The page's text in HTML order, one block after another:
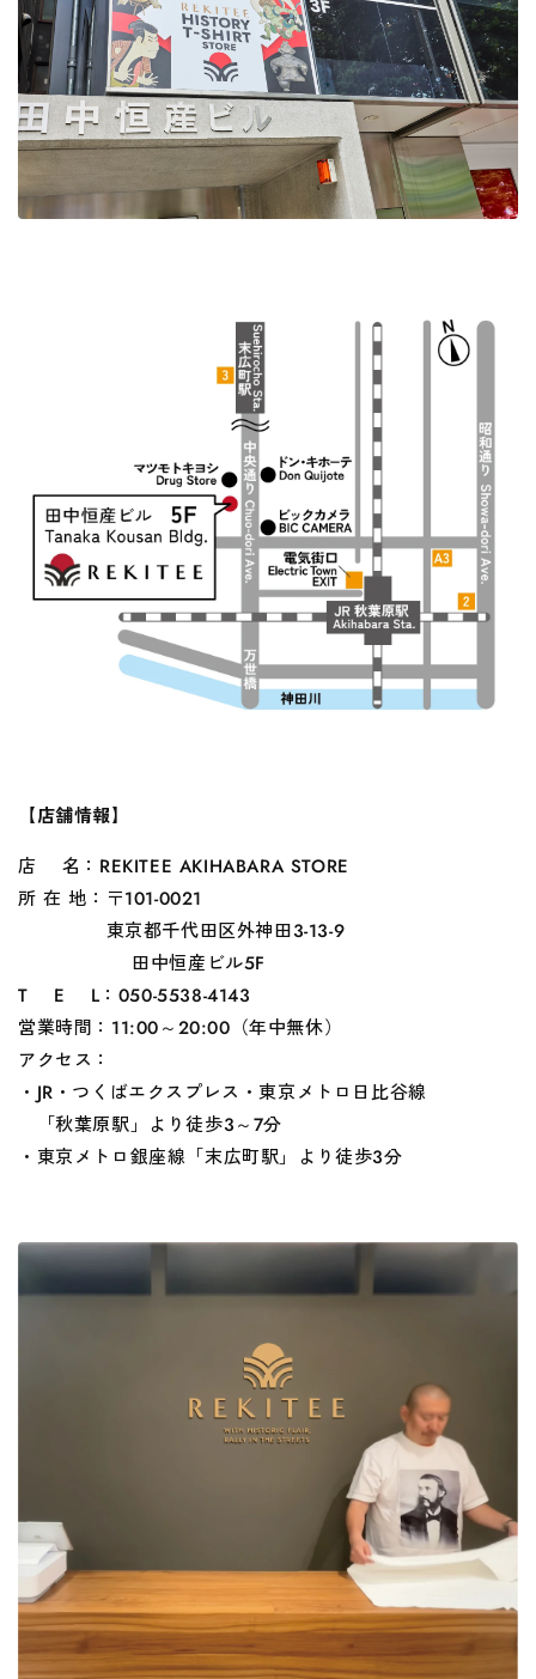
【店舗情報】
店 名：REKITEE AKIHABARA STORE
所 在 地：〒101-0021
東京都千代田区外神田3-13-9
田中恒産ビル5F
T E L：050-5538-4143
営業時間：11:00～20:00（年中無休）
アクセス：
・JR・つくばエクスプレス・東京メトロ日比谷線
「秋葉原駅」より徒歩3～7分
・東京メトロ銀座線「末広町駅」より徒歩3分